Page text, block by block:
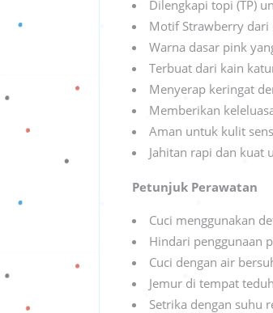
Dilengkapi topi (TP)
Motif Strawberry dari
Warna dasar pink
Terbuat dari kain
Menyerap keringat
Memberikan
Aman untuk kulit
Jahitan rapi dan kuat
Petunjuk Perawatan
Cuci menggunakan
Hindari penggunaan
Cuci dengan air
Jemur di tempat
Setrika dengan suhu